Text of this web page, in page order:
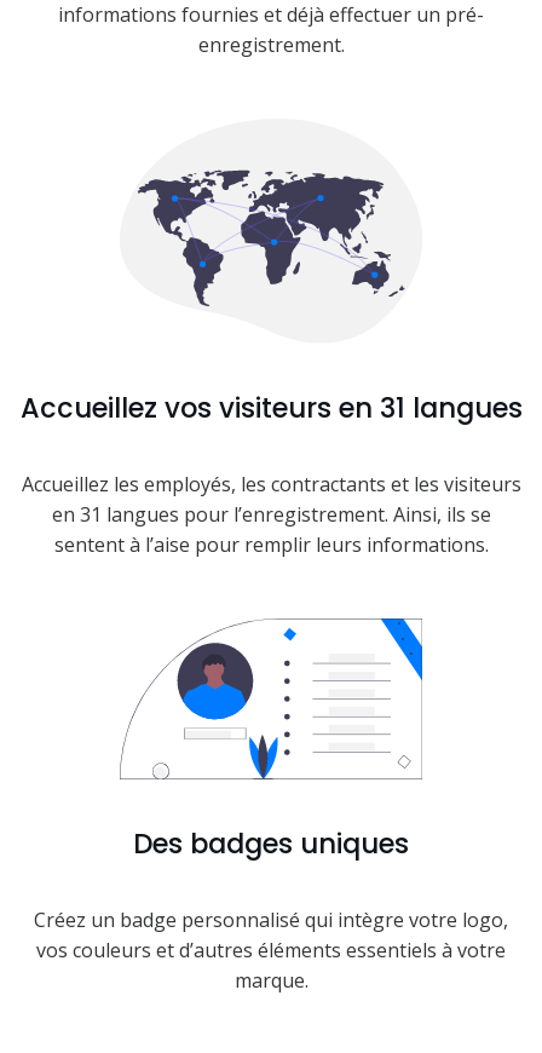
informations fournies et déjà effectuer un pré-
enregistrement.
Accueillez vos visiteurs en 31 langues
Accueillez les employés, les contractants et les visiteurs
en 31 langues pour l’enregistrement. Ainsi, ils se
sentent à l’aise pour remplir leurs informations.
Des badges uniques
Créez un badge personnalisé qui intègre votre logo,
vos couleurs et d’autres éléments essentiels à votre
marque.